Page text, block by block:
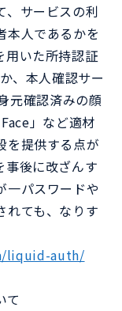
、サービスの利
本人であるかを
用いた所持認証
、本人確認サー
元確認済みの顔
」など適材
を提供する点が
事後に改ざんす
一パスワードや
れても、なりす
liquid-auth/
て